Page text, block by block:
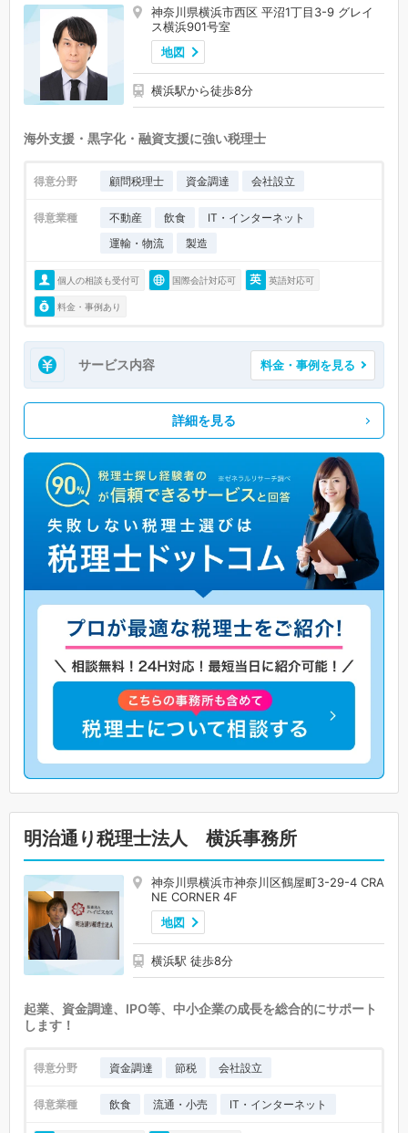
神奈川県横浜市西区 平沼1丁目3-9 グレイ
ス横浜901号室
地図
横浜駅から徒歩8分
海外支援・黒字化・融資支援に強い税理士
得意分野 顧問税理士 資金調達 会社設立
得意業種 不動産 飲食
IT・インターネット
運輸・物流
製造
個人の相談も受付可 国際会計対応可 英語対応可
料金・事例あり
サービス内容 料金・事例を見る
詳細を見る
明治通り税理士法人 横浜事務所
神奈川県横浜市神奈川区鶴屋町3-29-4 CRA
NE CORNER 4F
地図
横浜駅 徒歩8分
起業、資金調達、IPO等、中小企業の成長を総合的にサポート
します！
得意分野 資金調達 節税 会社設立
得意業種 飲食 流通・小売 IT・インターネット